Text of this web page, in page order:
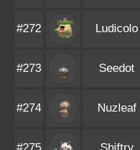
#272 Ludicolo
#273 Seedot
#274 Nuzleaf